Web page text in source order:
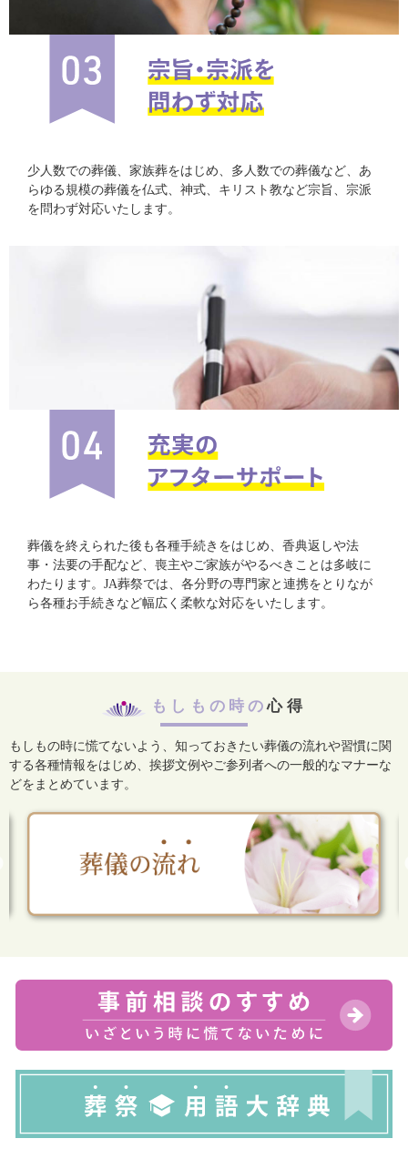
少人数での葬儀、家族葬をはじめ、多人数での葬儀など、あ
らゆる規模の葬儀を仏式、神式、キリスト教など宗旨、宗派
を問わず対応いたします。
葬儀を終えられた後も各種手続きをはじめ、香典返しや法
事・法要の手配など、喪主やご家族がやるべきことは多岐に
わたります。JA葬祭では、各分野の専門家と連携をとりなが
ら各種お手続きなど幅広く柔軟な対応をいたします。
もしもの時の心得
もしもの時に慌てないよう、知っておきたい葬儀の流れや習慣に関
する各種情報をはじめ、 挨拶文例やご参列者への一般的なマナーな
どをまとめています。